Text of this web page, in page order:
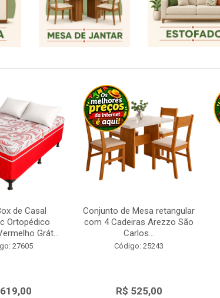
de Casal
Ortopédico
Grát...
27605
Conjunto de Mesa retangular
com 4 Cadeiras Arezzo São
Carlos...
Código: 25243
R$ 525,00